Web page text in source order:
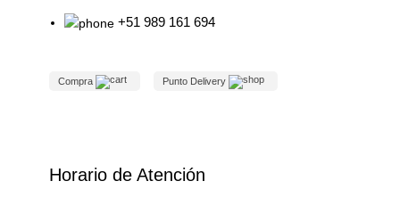
+51 989 161 694
Compra Punto Delivery
Horario de Atención